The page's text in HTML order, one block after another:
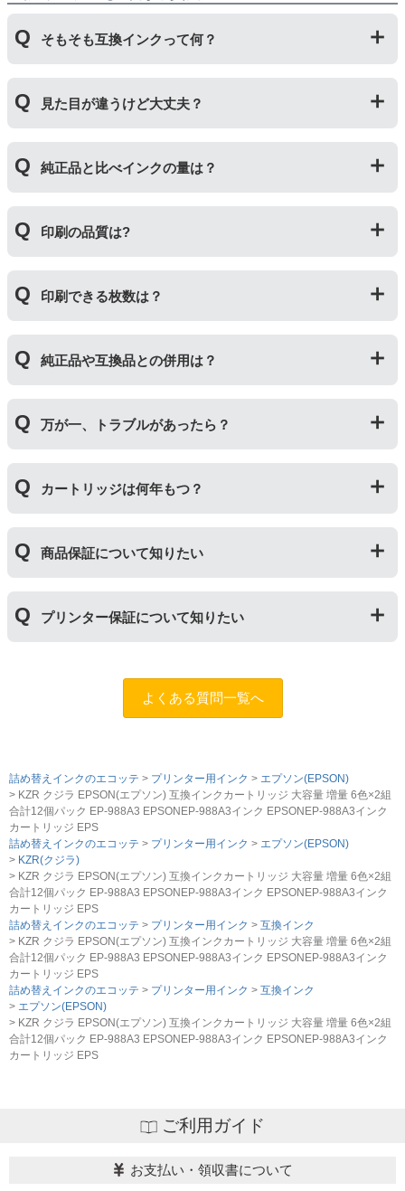
そもそも互換インクって何？
いる互換品です。サードパーティ製や社外品などとも言
われます。開発コストが低いため純正品よりも安価でご
見た目が違うけど大丈夫？
いる互換品です。プリンターに適合するように作られて
いますが、一部特許回避を目的に形状をあえて変更して
ご安心ください。
純正品と比べインクの量は？
インク量が入っており、純正インクと同等量の印刷がで
きます。（インクが純正品より多く入っていても、必ず
ん。）
印刷の品質は?
の順です。
したブログ記事がございますのでよろしければご覧くだ
純正インク・互換インク・詰め替えインクの違い【まと
め】
印刷できる枚数は？
インク量が入っており、純正インクと同等量の印刷がで
きます。（インクが純正品より多く入っていても、必ず
ん。）印刷枚数についてはご使用環境により大きく左右
純正品や互換品との併用は？
併用してご使用いただけます。（例：よく使うブラック
は互換インク、他の色は純正インクを使う等）ただし、
用おいては、当店でテストしておりません。万が一動作
ください。
万が一、トラブルがあったら？
ご相談ください。また互換インクカートリッジには「
ふ
たつの保証」を設けております。商品はご購入から１年
ら１年以内であれば保証の適用が可能です。
カートリッジは何年もつ？
ら１年間とさせていただいておりますので、可能な限り
保証期間内に使い切っていただくようお願いいたしま
保管をお願いいたします。
商品保証について知りたい
保証期間：ご購入日から１年間
トラブルが発生した際、サポートスタッフにご相談のう
品返金を承る制度です。
※商品の不具合ではなく、プリンターの操作方法によっ
て改善する場合もありますので、まずは当店までご相談
【適用条件】
・商品を返送する前に必ず当店までご連絡をいただきサ
ポートを受けていただくこと
・当店でご購入履歴が確認できる商品であること
・保証対象となる商品を当店指定の方法で返送いただく
こと
・当店で定めた保証期間（ご購入日から1年間）を過ぎ
る前に当店へご連絡をいただくこと
・返品理由が「不要になったから」「注文を間違えた」
等お客様都合ではないこと
プリンター保証について知りたい
保証期間：プリンター本体ご購入日から１年間
当店のインクが原因でトラブルが発生し、サポートスタ
る制度です。※商品の不具合ではなく、プリンターの操
作方法によって改善する場合もありますので、まずは当
店までご相談をお願いいたします。
【適用条件】
・修理に出される前に、必ず当店へご連絡をいただくこ
と。
・プリンター本体が保証期間内であることを証明できる
書類（保証書や領収書など）をご提示いただくこと。
・当店の商品が原因でプリンターが故障したことがわか
る書類（修理の明細書など）をご提示いただくこと。
・プリンターの廃インクエラーや廃トナーエラーによる
ものではないこと。
・メーカーの出張修理を依頼されてないこと。
よくある質問一覧へ
詰め替えインクのエコッテ プリンター用インク
エプソン(EPSON)
KZR クジラ EPSON(エプソン) 互換インクカートリッジ 大容量 増量 6色×2組
合計12個パック EP-988A3 EPSONEP-988A3インク EPSONEP-988A3インク
カートリッジ EPS
詰め替えインクのエコッテ
プリンター用インク
エプソン(EPSON)
KZR(クジラ)
KZR クジラ EPSON(エプソン) 互換インクカートリッジ 大容量 増量 6色×2組
合計12個パック EP-988A3 EPSONEP-988A3インク EPSONEP-988A3インク
カートリッジ EPS
詰め替えインクのエコッテ
プリンター用インク
互換インク
KZR クジラ EPSON(エプソン) 互換インクカートリッジ 大容量 増量 6色×2組
合計12個パック EP-988A3 EPSONEP-988A3インク EPSONEP-988A3インク
カートリッジ EPS
詰め替えインクのエコッテ
プリンター用インク
互換インク
エプソン(EPSON)
KZR クジラ EPSON(エプソン) 互換インクカートリッジ 大容量 増量 6色×2組
合計12個パック EP-988A3 EPSONEP-988A3インク EPSONEP-988A3インク
カートリッジ EPS
ご利用ガイド
お支払い・領収書について